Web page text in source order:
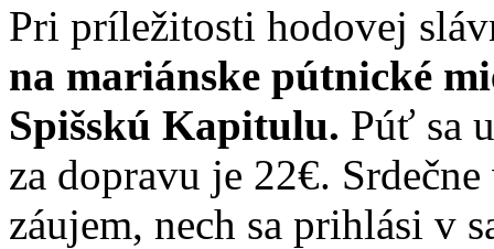
Pri príležitosti hodovej
na mariánske pútnické
Spišskú Kapitulu. Púť sa
za dopravu je 22€.
záujem, nech sa prihlási v